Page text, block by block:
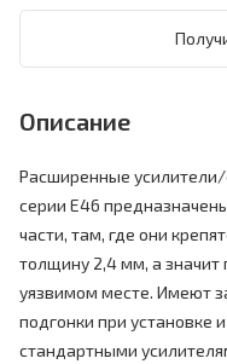
Описание
Расширенные
серии E46
части, там, где они
толщину 2,4 мм, а
уязвимом месте. Имеют
подгонки при установке
стандартными